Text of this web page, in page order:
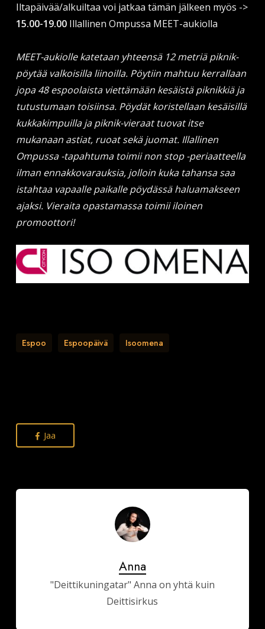
Iltapäivää/alkuiltaa voi jatkaa tämän jälkeen myös ->
15.00-19.00Illallinen Ompussa MEET-aukiolla
MEET-aukiolle katetaan yhteensä 12 metriä piknik-
pöytää valkoisilla liinoilla. Pöytiin mahtuu kerrallaan
jopa 48 espoolaista viettämään kesäistä piknikkiä ja
tutustumaan toisiinsa. Pöydät koristellaan kesäisillä
kukkakimpuilla ja piknik-vieraat tuovat itse
mukanaan astiat, ruoat sekä juomat. Illallinen
Ompussa -tapahtuma toimii non stop -periaatteella
ilman ennakkovarauksia, jolloin kuka tahansa saa
istahtaa vapaalle paikalle pöydässä haluamakseen
ajaksi. Vieraita opastamassa toimii iloinen
promoottori!
Espoo Espoopäivä Isoomena
Jaa
Anna
"Deittikuningatar" Anna on yhtä kuin
Deittisirkus